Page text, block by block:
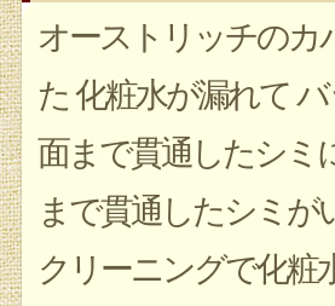
オーストリッチのカ
た 化粧水が漏れて
面まで貫通したシミ
まで貫通したシミが
クリーニングで化粧